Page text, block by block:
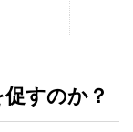
すのか？